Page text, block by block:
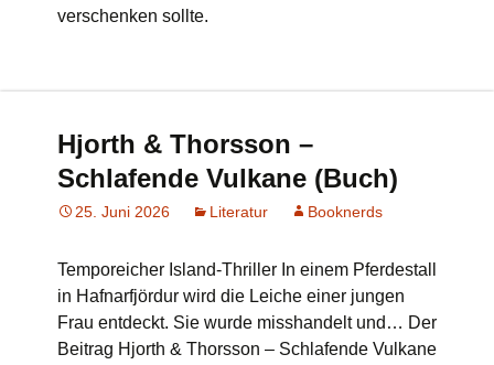
verschenken sollte.
Hjorth & Thorsson –
Schlafende Vulkane (Buch)
25. Juni 2026 Literatur Booknerds
Temporeicher Island-Thriller In einem Pferdestall
in Hafnarfjördur wird die Leiche einer jungen
Frau entdeckt. Sie wurde misshandelt und… Der
Beitrag Hjorth & Thorsson – Schlafende Vulkane